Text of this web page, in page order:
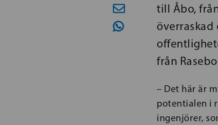
till Åbo,
från
– Det här är
potentialen i
ingenjörer,